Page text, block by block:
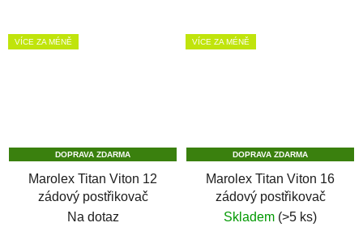
VÍCE ZA MÉNĚ
DOPRAVA ZDARMA
Marolex Titan Viton 12
zádový postřikovač
Na dotaz
VÍCE ZA MÉNĚ
DOPRAVA ZDARMA
Marolex Titan Viton 16
zádový postřikovač
Skladem (>5 ks)